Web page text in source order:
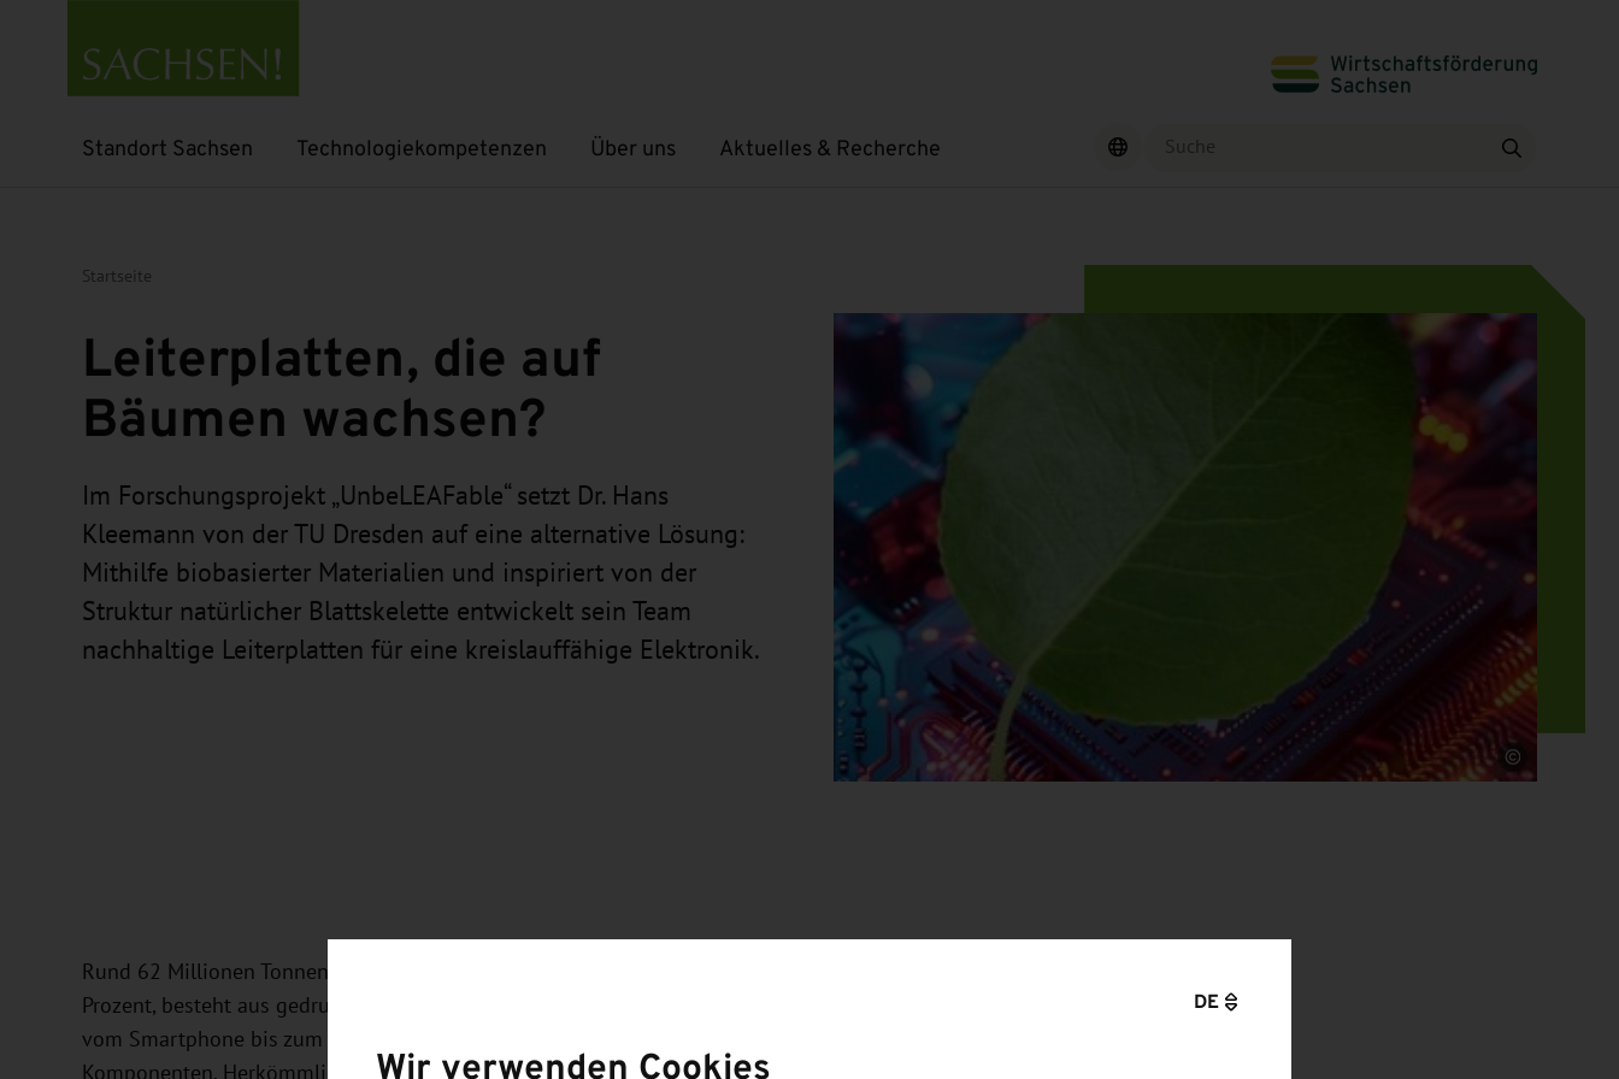
Standort Sachsen
Untermenü öffnen Technologiekompetenzen
Untermenü öffnen Über uns
Untermenü öffnenAktuelles & Recherche
Untermenü öffnen Finden
Startseite
Leiterplatten, die auf
Bäumen wachsen?
Im Forschungsprojekt „UnbeLEAFable“ setzt Dr. Hans
Kleemann von der TU Dresden auf eine alternative Lösung:
Mithilfe biobasierter Materialien und inspiriert von der
Struktur natürlicher Blattskelette entwickelt sein Team
nachhaltige Leiterplatten für eine kreislauffähige Elektronik.
Quelle
Rund 62 Millionen Tonnen Elektroschrott fallen weltweit jedes Jahr an – ein Großteil davon, etwa 60
Prozent, besteht aus gedruckten Leiterplatten. Sie sind Bestandteil fast jedes elektronischen Geräts,
vom Smartphone bis zum Computer, und verbinden die in ihnen verwendeten elektronischen
Komponenten. Herkömmliche Leiterplatten bringen zwei Probleme mit sich: Sie werden aus nicht-
DE
Wir verwenden Cookies